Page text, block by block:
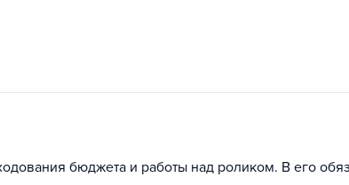
бюджета и работы над роликом. В его